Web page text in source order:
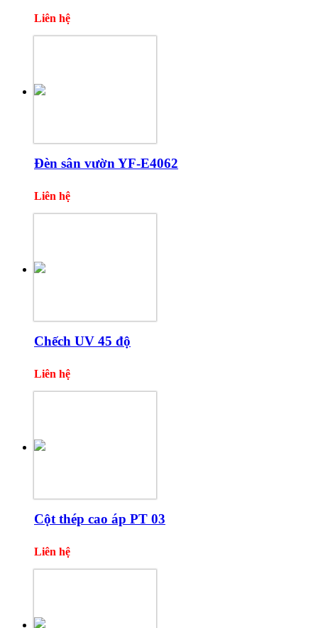
Liên hệ
Đèn sân vườn YF-E4062
Liên hệ
Chếch UV 45 độ
Liên hệ
Cột thép cao áp PT 03
Liên hệ